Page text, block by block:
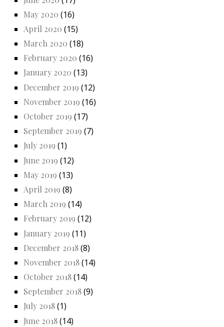
May 2020 (16)
April 2020 (15)
March 2020 (18)
February 2020 (16)
January 2020 (13)
December 2019 (12)
November 2019 (16)
October 2019 (17)
September 2019 (7)
July 2019 (1)
June 2019 (12)
May 2019 (13)
April 2019 (8)
March 2019 (14)
February 2019 (12)
January 2019 (11)
December 2018(8)
November 2018(14)
October 2018(14)
September 2018(9)
July 2018(1)
June 2018(14)